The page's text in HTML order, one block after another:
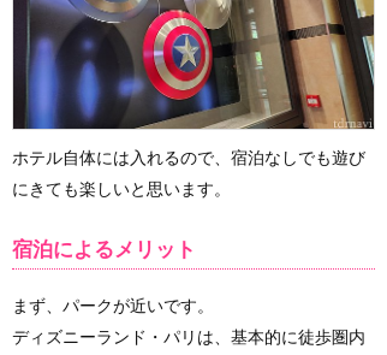
ホテル自体には入れるので、宿泊なしでも遊び
にきても楽しいと思います。
宿泊によるメリット
まず、パークが近いです。
ディズニーランド・パリは、基本的に徒歩圏内